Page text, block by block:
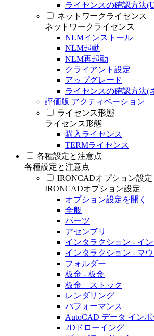
ライセンスの確認方法
ネットワークライセンス
ネットワークライセンス
NLMインストール
NLM起動
NLM再起動
クライアント設定
アップグレード
ライセンスの確認方法(
評価版 アクティベーション
ライセンス形態
ライセンス形態
購入ライセンス
TERMライセンス
各種設定と注意点
各種設定と注意点
IRONCADオプション設定
IRONCADオプション設定
オプション設定を開く
全般
パーツ
アセンブリ
インタラクション - イ
インタラクション - マ
フォルダー
板金 - 板金
板金 – ストック
レンダリング
パフォーマンス
AutoCAD データ インポ
2Dドローイング